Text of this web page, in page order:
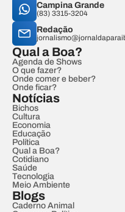
Campina Grande
(83) 3315-3204
Redação
Qual a Boa?
Agenda de Shows
O que fazer?
Onde comer e beber?
Onde ficar?
Notícias
Bichos
Cultura
Economia
Educação
Política
Qual a Boa?
Cotidiano
Saúde
Tecnologia
Meio Ambiente
Blogs
Caderno Animal